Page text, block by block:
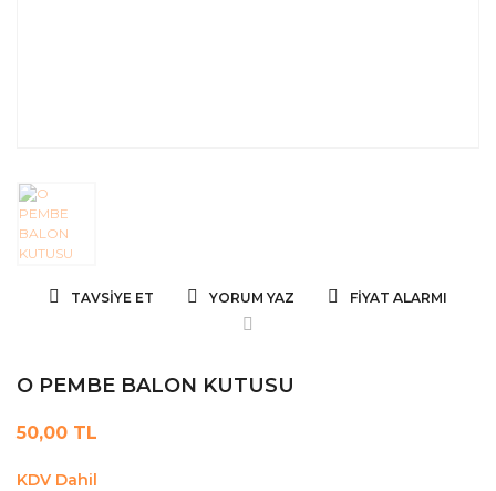
TAVSIYE ET YORUM YAZ FIYAT ALARMI
O PEMBE BALON KUTUSU
50,00 TL
KDV Dahil